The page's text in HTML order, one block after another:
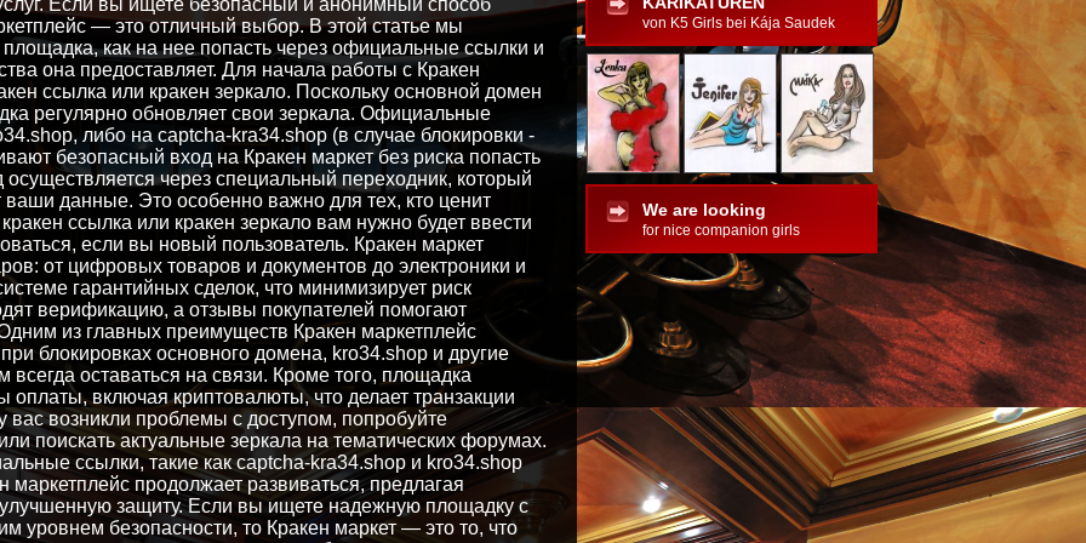
Если вы ищете безопасный и анонимный способ
— это отличный выбор. В этой статье мы
как на нее попасть через официальные ссылки и
она предоставляет. Для начала работы с Кракен
ссылка или кракен зеркало. Поскольку основной домен
регулярно обновляет свои зеркала. Официальные
либо на captcha-kra34.shop (в случае блокировки -
безопасный вход на Кракен маркет без риска попасть
через специальный переходник, который
данные. Это особенно важно для тех, кто ценит
ссылка или кракен зеркало вам нужно будет ввести
если вы новый пользователь. Кракен маркет
от цифровых товаров и документов до электроники и
гарантийных сделок, что минимизирует риск
верификацию, а отзывы покупателей помогают
из главных преимуществ Кракен маркетплейс
блокировках основного домена, kro34.shop и другие
всегда оставаться на связи. Кроме того, площадка
включая криптовалюты, что делает транзакции
возникли проблемы с доступом, попробуйте
поискать актуальные зеркала на тематических форумах.
ссылки, такие как captcha-kra34.shop и kro34.shop
маркетплейс продолжает развиваться, предлагая
защиту. Если вы ищете надежную площадку с
уровнем безопасности, то Кракен маркет — это то, что
von K5 Girls bei Kája Saudek
We are looking
for nice companion girls